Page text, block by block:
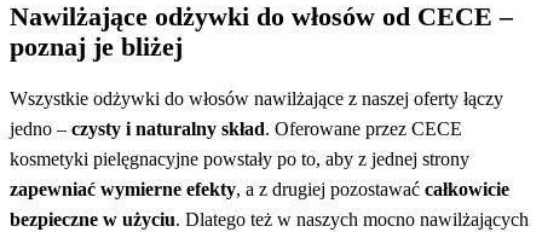
Nawilżające odżywki do włosów od CECE –
poznaj je bliżej
Wszystkie odżywki do włosów nawilżające z naszej oferty łączy
jedno – czysty i naturalny skład. Oferowane przez CECE
kosmetyki pielęgnacyjne powstały po to, aby z jednej strony
zapewniać wymierne efekty, a z drugiej pozostawać całkowicie
bezpieczne w użyciu. Dlatego też w naszych mocno nawilżających